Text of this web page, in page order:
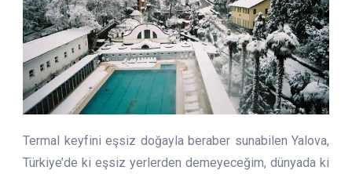
Termal keyfini eşsiz doğayla beraber sunabilen Yalova,
Türkiye’de ki eşsiz yerlerden demeyeceğim, dünyada ki